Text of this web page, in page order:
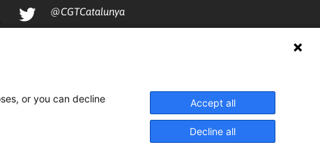
@CGTCatalunya
or you can decline
Accept all
Decline all